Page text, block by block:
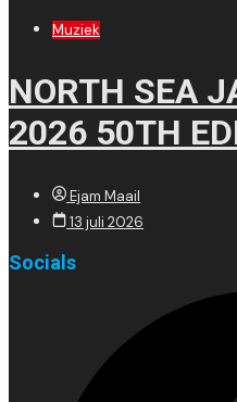
Muziek
NORTH SEA
2026 50TH
Ejam Maail
13 juli 2026
Socials